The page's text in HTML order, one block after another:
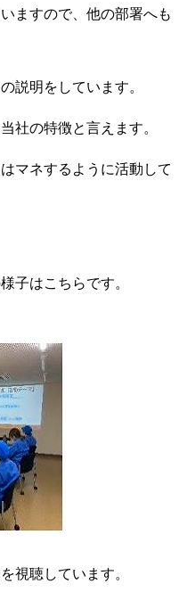
ますので、他の部署へも
説明をしています。
社の特徴と言えます。
マネするように活動して
子はこちらです。
視聴しています。